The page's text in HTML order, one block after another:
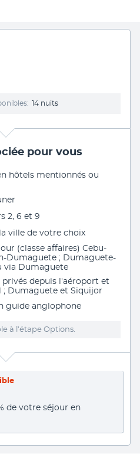
14 nuits
pour vous
hôtels mentionnés ou
2, 6 et 9
ville de votre choix
(classe affaires) Cebu-
Dumaguete ; Dumaguete-
via Dumaguete
depuis l'aéroport et
; Dumaguete et Siquijor
guide anglophone
à l’étape Options.
de votre séjour en